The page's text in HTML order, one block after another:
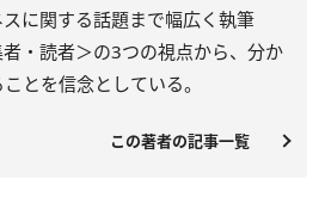
に関する話題まで幅広く執筆
・読者＞の3つの視点から、分か
とを信念としている。
この著者の記事一覧